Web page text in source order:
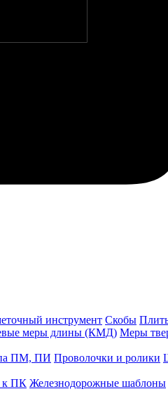
инструмент Скобы
меры длины (КМД) Меры
ПМ, ПИ Проволочки и ролики
к ПК Железнодорожные шаблоны